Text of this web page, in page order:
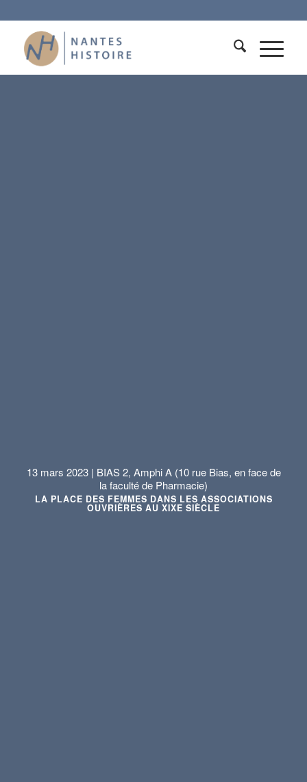
13 mars 2023 | BIAS 2, Amphi A (10 rue Bias, en face de
la faculté de Pharmacie)
LA PLACE DES FEMMES DANS LES ASSOCIATIONS
OUVRIÈRES AU XIXE SIÈCLE